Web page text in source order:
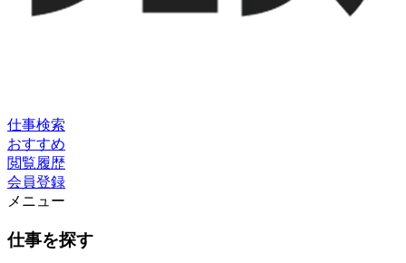
仕事検索
おすすめ
閲覧履歴
会員登録
メニュー
仕事を探す